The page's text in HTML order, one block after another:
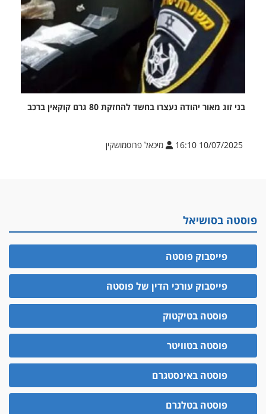
בני זוג מאור יהודה נעצרו בחשד להחזקת 80 גרם קוקאין ברכב
10/07/2025 16:10 מיכאל פרוסמושקין
פוסטה בסושיאל
פייסבוק פוסטה
פייסבוק עורכי הדין של פוסטה
פוסטה בטיקטוק
פוסטה בטוויטר
פוסטה באינסטגרם
פוסטה בטלגרם